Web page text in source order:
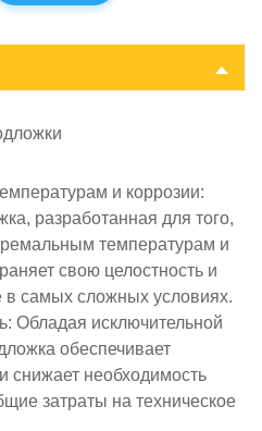
и коррозии:
разработанная для того,
температурам и
свою целостность и
в самых сложных условиях.
: Обладая исключительной
обеспечивает
снижает необходимость
затраты на техническое